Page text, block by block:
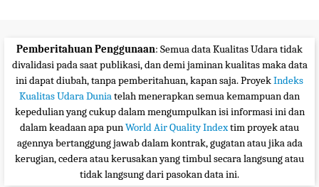
Pemberitahuan Penggunaan: Semua data Kualitas Udara tidak
divalidasi pada saat publikasi, dan demi jaminan kualitas maka data
ini dapat diubah, tanpa pemberitahuan, kapan saja. ProyekIndeks
Kualitas Udara Duniatelah menerapkan semua kemampuan dan
kepedulian yang cukup dalam mengumpulkan isi informasi ini dan
dalam keadaan apa punWorld Air Quality Indextim proyek atau
agennya bertanggung jawab dalam kontrak, gugatan atau jika ada
kerugian, cedera atau kerusakan yang timbul secara langsung atau
tidak langsung dari pasokan data ini.